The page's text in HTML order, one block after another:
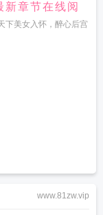
新章节在线阅
下美女入怀，醉心后宫
www.81zw.vip